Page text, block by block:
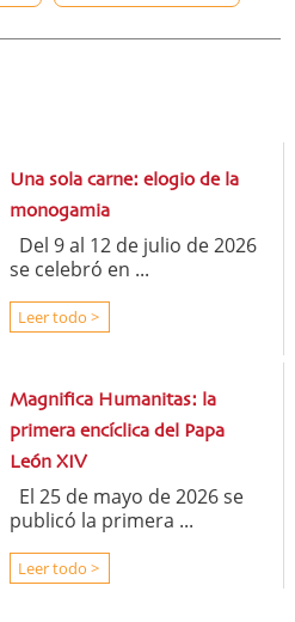
Una sola carne: elogio de la
monogamia
Del 9 al 12 de julio de 2026
se celebró en ...
Leer todo >
Magnifica Humanitas: la
primera encíclica del Papa
León XIV
El 25 de mayo de 2026 se
publicó la primera ...
Leer todo >